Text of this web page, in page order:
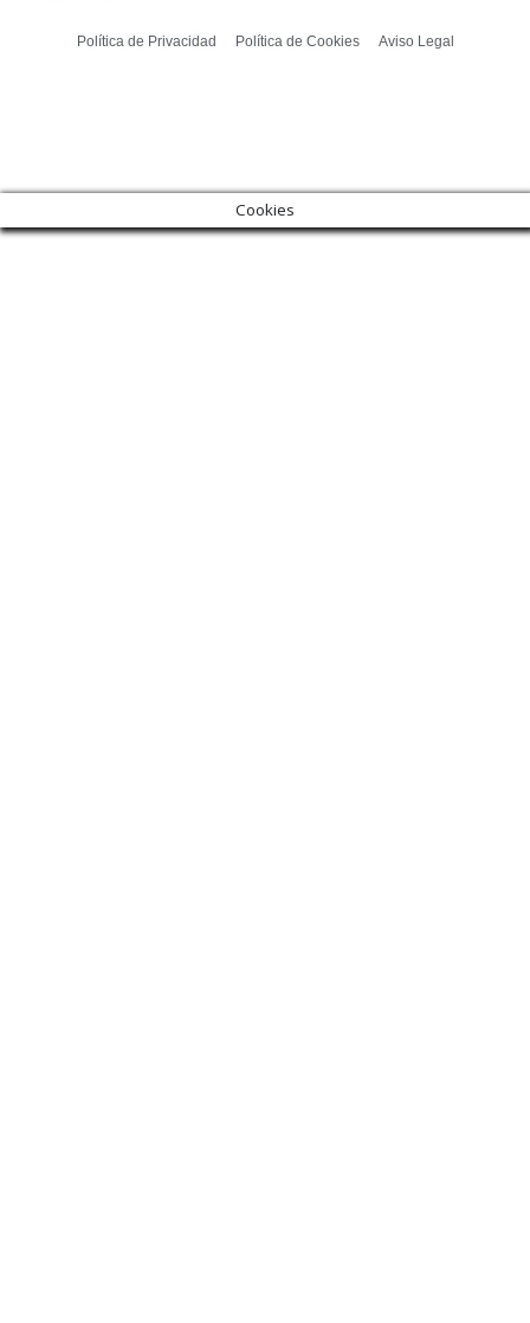
Política de Privacidad Política de Cookies Aviso Legal
Cookies